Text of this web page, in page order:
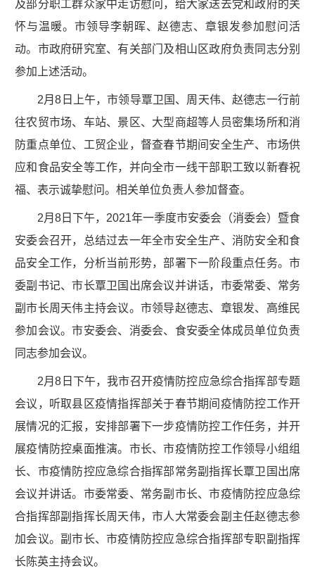
及部分职工群众家中走访慰问，给大家送去党和政府的关
怀与温暖。市领导李朝晖、赵德志、章银发参加慰问活
动。市政府研究室、有关部门及相山区政府负责同志分别
参加上述活动。
2月8日上午，市领导覃卫国、周天伟、赵德志一行前
往农贸市场、车站、景区、大型商超等人员密集场所和消
防重点单位、工贸企业，督查春节期间安全生产、市场供
应和食品安全等工作，并向全市一线干部职工致以新春祝
福、表示诚挚慰问。相关单位负责人参加督查。
2月8日下午，2021年一季度市安委会（消委会）暨食
安委会召开，总结过去一年全市安全生产、消防安全和食
品安全工作，分析当前形势，部署下一阶段重点任务。市
委副书记、市长覃卫国出席会议并讲话，市委常委、常务
副市长周天伟主持会议。市领导赵德志、章银发、高维民
参加会议。市安委会、消委会、食安委全体成员单位负责
同志参加会议。
2月8日下午，我市召开疫情防控应急综合指挥部专题
会议，听取县区疫情指挥部关于春节期间疫情防控工作开
展情况的汇报，安排部署下一步疫情防控工作任务，并开
展疫情防控桌面推演。市长、市疫情防控工作领导小组组
长、市疫情防控应急综合指挥部常务副指挥长覃卫国出席
会议并讲话。市委常委、常务副市长、市疫情防控应急综
合指挥部副指挥长周天伟，市人大常委会副主任赵德志参
加会议。副市长、市疫情防控应急综合指挥部专职副指挥
长陈英主持会议。